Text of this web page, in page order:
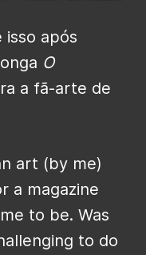
após
O
a fã-arte de
art (by me)
a magazine
to be. Was
to do